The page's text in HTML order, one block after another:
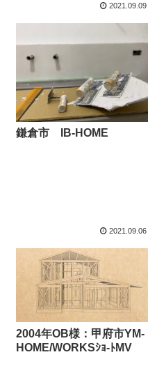
2021.09.09
鎌倉市 IB-HOME
2021.09.06
2004年OB様：甲府市YM-
HOME/WORKSｼｮ-ﾄMV